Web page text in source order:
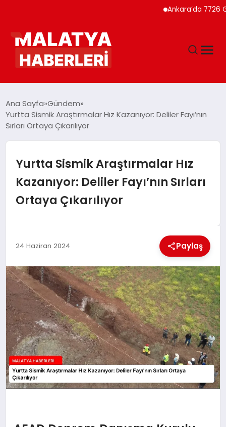
Ankara’da 7726
GÜNDEM
DÜNYA
EĞITIM
MAGAZIN
SAĞLIK
SIYASET
SPOR
TEKNOLOJI
Ana Sayfa Gündem
Yurtta Sismik Araştırmalar Hız Kazanıyor: Deliler Fayı’nın
Sırları Ortaya Çıkarılıyor
Yurtta Sismik Araştırmalar Hız
Kazanıyor: Deliler Fayı’nın Sırları
Ortaya Çıkarılıyor
24 Haziran 2024 Paylaş